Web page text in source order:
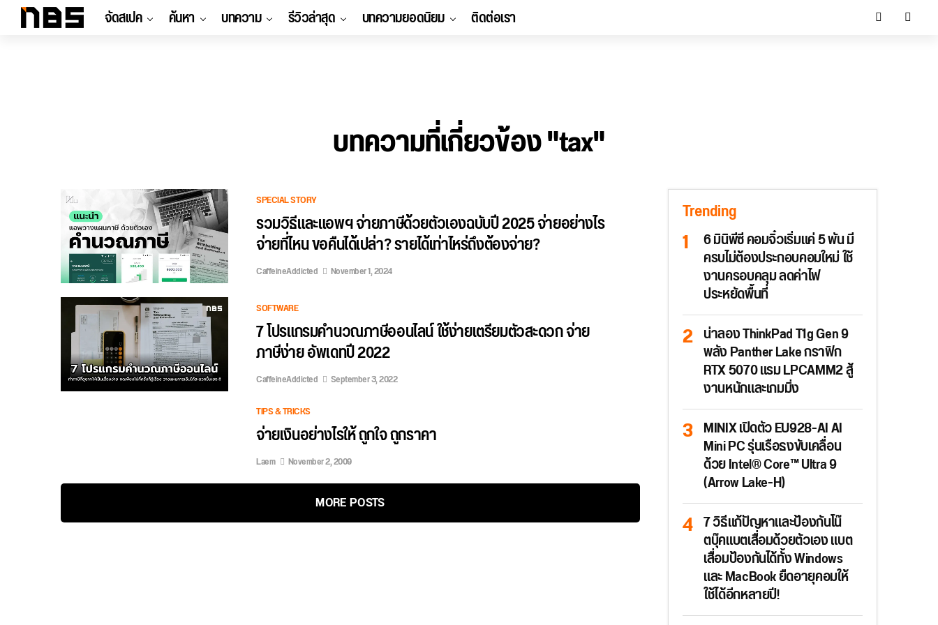
จัดสเปค ค้นหา บทความ รีวิวล่าสุด บทความยอดนิยม ติดต่อเรา
บทความที่เกี่ยวข้อง "tax"
SPECIAL STORY
รวมวิธีและแอพฯ จ่ายภาษีด้วยตัวเองฉบับปี 2025 จ่ายอย่างไร
จ่ายที่ไหน ขอคืนได้เปล่า? รายได้เท่าไหร่ถึงต้องจ่าย?
CaffeineAddicted November 1, 2024
SOFTWARE
7 โปรแกรมคำนวณภาษีออนไลน์ ใช้ง่ายเตรียมตัวสะดวก จ่าย
ภาษีง่าย อัพเดทปี 2022
CaffeineAddicted
September 3, 2022
TIPS & TRICKS
จ่ายเงินอย่างไรให้ ถูกใจ ถูกราคา
Laem November 2, 2009
MORE POSTS
Trending
6 มินิพีซี คอมจิ๋วเริ่มแค่ 5 พัน มี
ครบไม่ต้องประกอบคอมใหม่ ใช้
งานครอบคลุม ลดค่าไฟ
ประหยัดพื้นที่
น่าลอง ThinkPad T1g Gen 9
พลัง Panther Lake กราฟิก
RTX 5070 แรม LPCAMM2 สู้
งานหนักและเกมมิ่ง
MINIX เปิดตัว EU928-AI AI
Mini PC รุ่นเรือธงขับเคลื่อน
ด้วย Intel® Core™ Ultra 9
(Arrow Lake-H)
7 วิธีแก้ปัญหาและป้องกันโน๊
ตบุ๊คแบตเสื่อมด้วยตัวเอง แบต
เสื่อมป้องกันได้ทั้ง Windows
และ MacBook ยืดอายุคอมให้
ใช้ได้อีกหลายปี!